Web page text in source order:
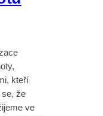
kteří
že
ve